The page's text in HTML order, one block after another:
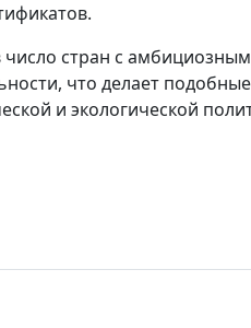
число стран с
что делает
и экологической